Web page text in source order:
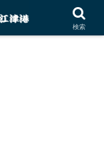
検索